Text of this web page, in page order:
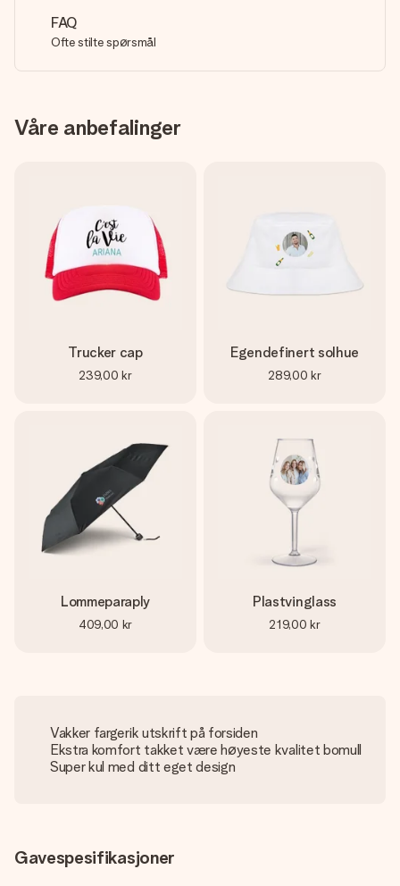
FAQ
Ofte stilte spørsmål
Våre anbefalinger
Trucker cap
239,00 kr
Egendefinert solhue
289,00 kr
Lommeparaply
409,00 kr
Plastvinglass
219,00 kr
Vakker fargerik utskrift på forsiden
Ekstra komfort takket være høyeste kvalitet bomull
Super kul med ditt eget design
Gavespesifikasjoner